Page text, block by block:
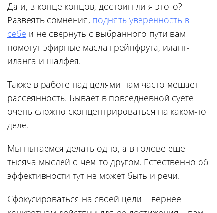
Да и, в конце концов, достоин ли я этого?
Развеять сомнения, поднять уверенность в
себе и не свернуть с выбранного пути вам
помогут эфирные масла грейпфрута, иланг-
иланга и шалфея.
Также в работе над целями нам часто мешает
рассеянность. Бывает в повседневной суете
очень сложно сконцентрироваться на каком-то
деле.
Мы пытаемся делать одно, а в голове еще
тысяча мыслей о чем-то другом. Естественно об
эффективности тут не может быть и речи.
Сфокусироваться на своей цели – вернее